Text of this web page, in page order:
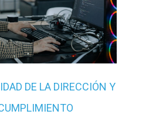
DE LA DIRECCIÓN Y